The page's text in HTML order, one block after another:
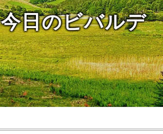
今日のビバルデ